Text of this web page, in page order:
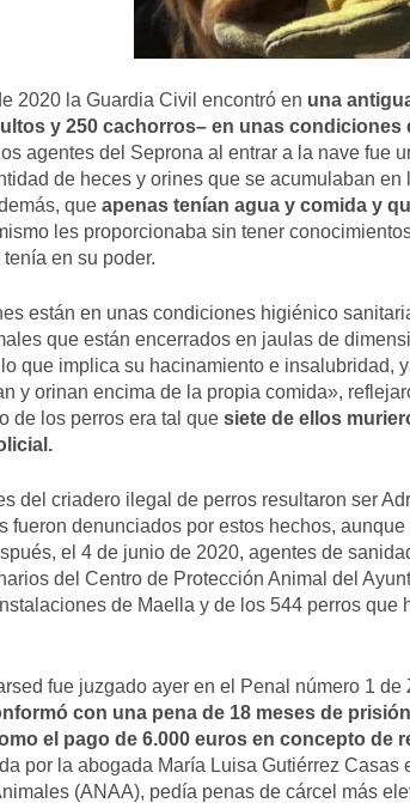
2020 la Guardia Civil encontró en una
y 250 cachorros– en unas
agentes del Seprona al entrar a la nave fue
de heces y orines que se acumulaban
que apenas tenían agua y comida y
les proporcionaba sin tener
en su poder.
están en unas condiciones higiénico
que están encerrados en jaulas de
que implica su hacinamiento e insalubridad,
y orinan encima de la propia comida»,
de los perros era tal que siete de ellos
del criadero ilegal de perros resultaron ser
fueron denunciados por estos hechos,
el 4 de junio de 2020, agentes de
del Centro de Protección Animal del
de Maella y de los 544 perros que
fue juzgado ayer en el Penal número 1 de
con una pena de 18 meses de
el pago de 6.000 euros en concepto de
por la abogada María Luisa Gutiérrez
(ANAA), pedía penas de cárcel más